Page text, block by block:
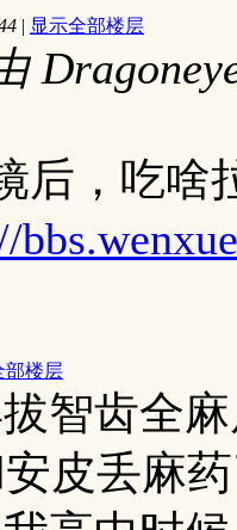
| 显示全部楼层
后，吃啥
部楼层
智齿全
皮丢麻